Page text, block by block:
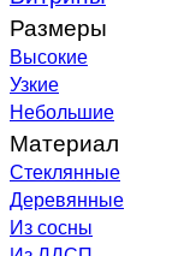
Размеры
Высокие
Узкие
Небольшие
Материал
Стеклянные
Деревянные
Из сосны